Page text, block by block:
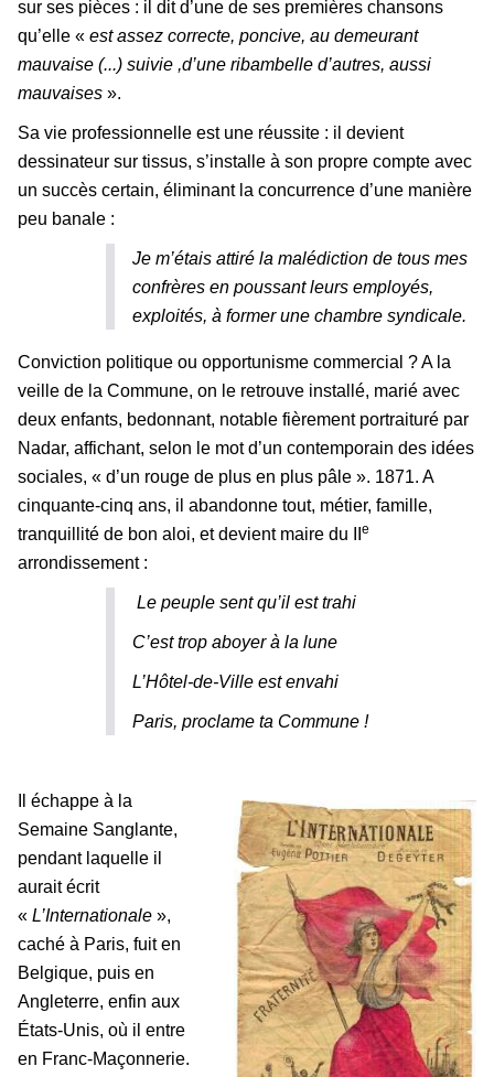
sur ses pièces : il dit d’une de ses premières chansons
qu’elle « est assez correcte, poncive, au demeurant
mauvaise (...) suivie ,d’une ribambelle d’autres, aussi
mauvaises ».
Sa vie professionnelle est une réussite : il devient
dessinateur sur tissus, s’installe à son propre compte avec
un succès certain, éliminant la concurrence d’une manière
peu banale :
Je m’étais attiré la malédiction de tous mes
confrères en poussant leurs employés,
exploités, à former une chambre syndicale.
Conviction politique ou opportunisme commercial ? A la
veille de la Commune, on le retrouve installé, marié avec
deux enfants, bedonnant, notable fièrement portraituré par
Nadar, affichant, selon le mot d’un contemporain des idées
sociales, « d’un rouge de plus en plus pâle ». 1871. A
cinquante-cinq ans, il abandonne tout, métier, famille,
tranquillité de bon aloi, et devient maire du II
e
arrondissement :
Le peuple sent qu’il est trahi
C’est trop aboyer à la lune
L’Hôtel-de-Ville est envahi
Paris, proclame ta Commune !
Il échappe à la
Semaine Sanglante,
pendant laquelle il
aurait écrit
« L’Internationale »,
caché à Paris, fuit en
Belgique, puis en
Angleterre, enfin aux
États-Unis, où il entre
en Franc-Maçonnerie.